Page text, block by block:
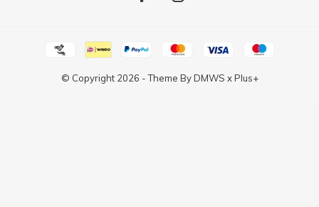
© Copyright 2026 - Theme ByDMWS xPlus+